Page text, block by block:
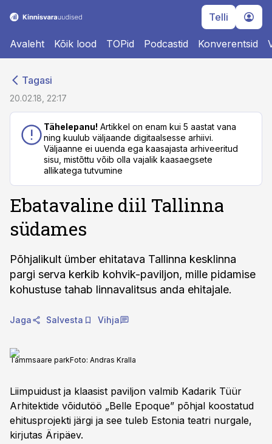
Telli
Avaleht Kõik lood TOPid Podcastid Konverentsid
Tagasi
20.02.18, 22:17
Tähelepanu! Artikkel on enam kui 5 aastat vana
ning kuulub väljaande digitaalsesse arhiivi.
Väljaanne ei uuenda ega kaasajasta arhiveeritud
sisu, mistõttu võib olla vajalik kaasaegsete
allikatega tutvumine
Ebatavaline diil Tallinna
südames
Põhjalikult ümber ehitatava Tallinna kesklinna
pargi serva kerkib kohvik-paviljon, mille pidamise
kohustuse tahab linnavalitsus anda ehitajale.
Jaga Salvesta Vihja
Tammsaare parkFoto: Andras Kralla
Liimpuidust ja klaasist paviljon valmib Kadarik Tüür
Arhitektide võidutöö „Belle Epoque” põhjal koostatud
ehitusprojekti järgi ja see tuleb Estonia teatri nurgale,
kirjutas Äripäev.